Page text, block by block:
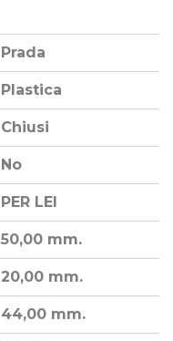
Prada
Plastica
Chiusi
No
PER LEI
50,00 mm.
20,00 mm.
44,00 mm.